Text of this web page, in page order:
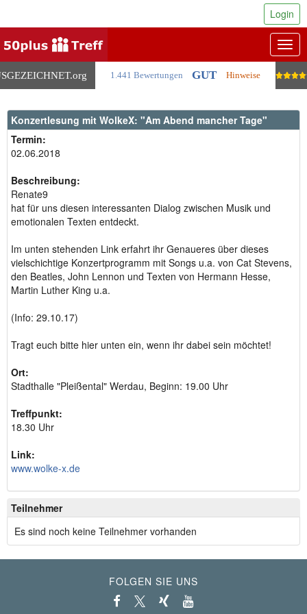
.org 1.441 Bewertungen GUT Hinweise
Login
Konzertlesung mit WolkeX: "Am Abend mancher Tage"
Termin:
02.06.2018
Beschreibung:
Renate9
hat für uns diesen interessanten Dialog zwischen Musik und
emotionalen Texten entdeckt.
Im unten stehenden Link erfahrt ihr Genaueres über dieses
vielschichtige Konzertprogramm mit Songs u.a. von Cat Stevens,
den Beatles, John Lennon und Texten von Hermann Hesse,
Martin Luther King u.a.
(Info: 29.10.17)
Tragt euch bitte hier unten ein, wenn ihr dabei sein möchtet!
Ort:
Stadthalle "Pleißental" Werdau, Beginn: 19.00 Uhr
Treffpunkt:
18.30 Uhr
Link:
www.wolke-x.de
Teilnehmer
Es sind noch keine Teilnehmer vorhanden
FOLGEN SIE UNS